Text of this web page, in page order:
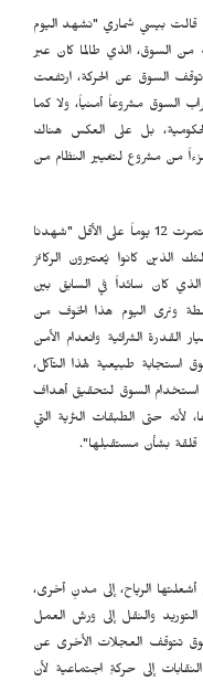
بيسي شماري "نشهد اليوم
السوق، الذي طالما كان عبر
توقف السوق عن الحركة، ارتفعت
السوق مشروعاً أمنياً، ولا كما
بل على العكس هناك
من مشروع لتغيير النظام من
وأوضحت أنه منذ حرب بين إيران وإسرائيل التي استمرت 12 يوماً على الأقل "شهدنا
الذين كانوا يُعتبرون الركائز
الذي كان سائداً في السابق بين
ونرى اليوم هذا الخوف من
الشرائية وانعدام الأمن
استجابة طبيعية لهذا التآكل،
استخدام السوق لتحقيق أهداف
حتى الطبقات الثرية التي
قلقة بشأن مستقبلها".
الرياح، إلى مدنٍ أخرى،
والنقل إلى ورش العمل
تتوقف العجلات الأخرى عن
إلى حركةٍ اجتماعية لأن